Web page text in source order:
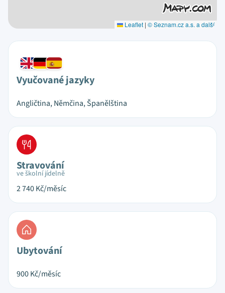
Leaflet | © Seznam.cz a.s. a další
Vyučované jazyky
Angličtina, Němčina, Španělština
Stravování
ve školní jídelně
2 740Kč/měsíc
Ubytování
900Kč/měsíc